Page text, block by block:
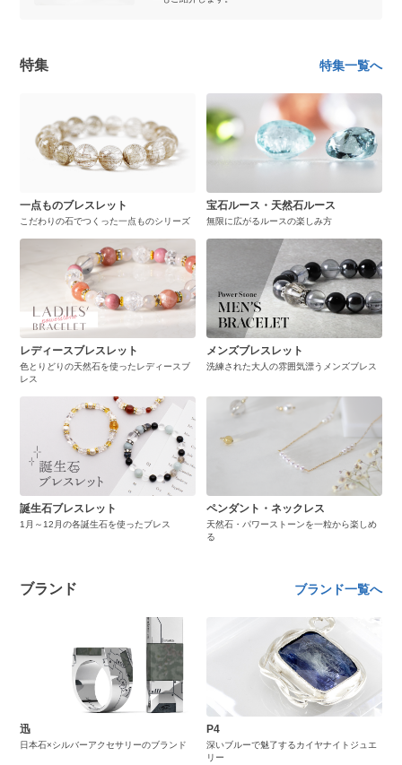
特集 特集一覧へ
一点ものブレスレット
こだわりの石でつくった一点ものシリーズ
宝石ルース・天然石ルース
無限に広がるルースの楽しみ方
レディースブレスレット
色とりどりの天然石を使ったレディースブ
レス
メンズブレスレット
洗練された大人の雰囲気漂うメンズブレス
誕生石ブレスレット
1月～12月の各誕生石を使ったブレス
ペンダント・ネックレス
天然石・パワーストーンを一粒から楽しめ
る
ブランド ブランド一覧へ
迅
日本石×シルバーアクセサリーのブランド
P4
深いブルーで魅了するカイヤナイトジュエ
リー